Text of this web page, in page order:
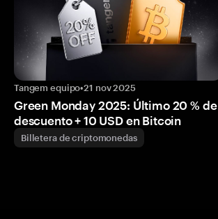
Tangem equipo•21 nov 2025
Green Monday 2025: Último 20 % de
descuento + 10 USD en Bitcoin
Billetera de criptomonedas